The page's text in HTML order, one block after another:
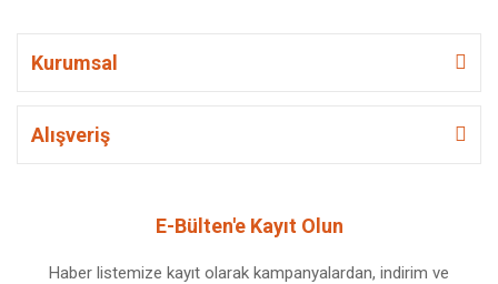
Kurumsal
Alışveriş
E-Bülten'e Kayıt Olun
Haber listemize kayıt olarak kampanyalardan, indirim ve